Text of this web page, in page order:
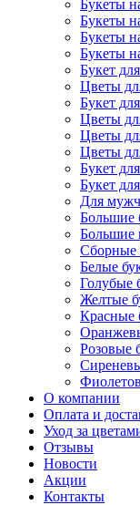
Букеты
Букеты
Букеты
Букеты
Букет
Цветы
Букет
Цветы
Цветы
Цветы
Букет
Букет
Для
Большие
Большие
Сборные
Белые
Голубые
Желтые
Красные
Розовые
О компании
Оплата и
Уход за
Отзывы
Новости
Акции
Контакты